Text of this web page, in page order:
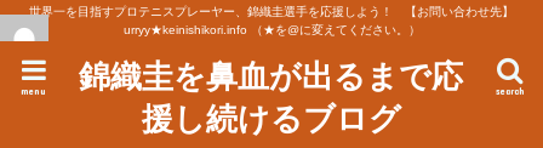
世界一を目指すプロテニスプレーヤー、錦織圭選手を応援しよう！ 【お問い合わせ先】
urryy★keinishikori.info （★を@に変えてください。）
錦織圭を鼻血が出るまで応
援し続けるブログ
search
menu